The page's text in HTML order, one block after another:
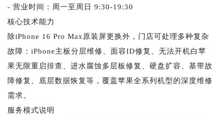
- 营业时间：周一至周日 9:30-19:30
核心技术能力
除iPhone 16 Pro Max原装屏更换外，门店可处理多种复杂
故障：iPhone主板分层维修、面容ID修复、无法开机白苹
果无限重启排查、进水腐蚀多层板修复、硬盘扩容、基带故
障修复、底层数据恢复等，覆盖苹果全系列机型的深度维修
需求。
服务模式说明